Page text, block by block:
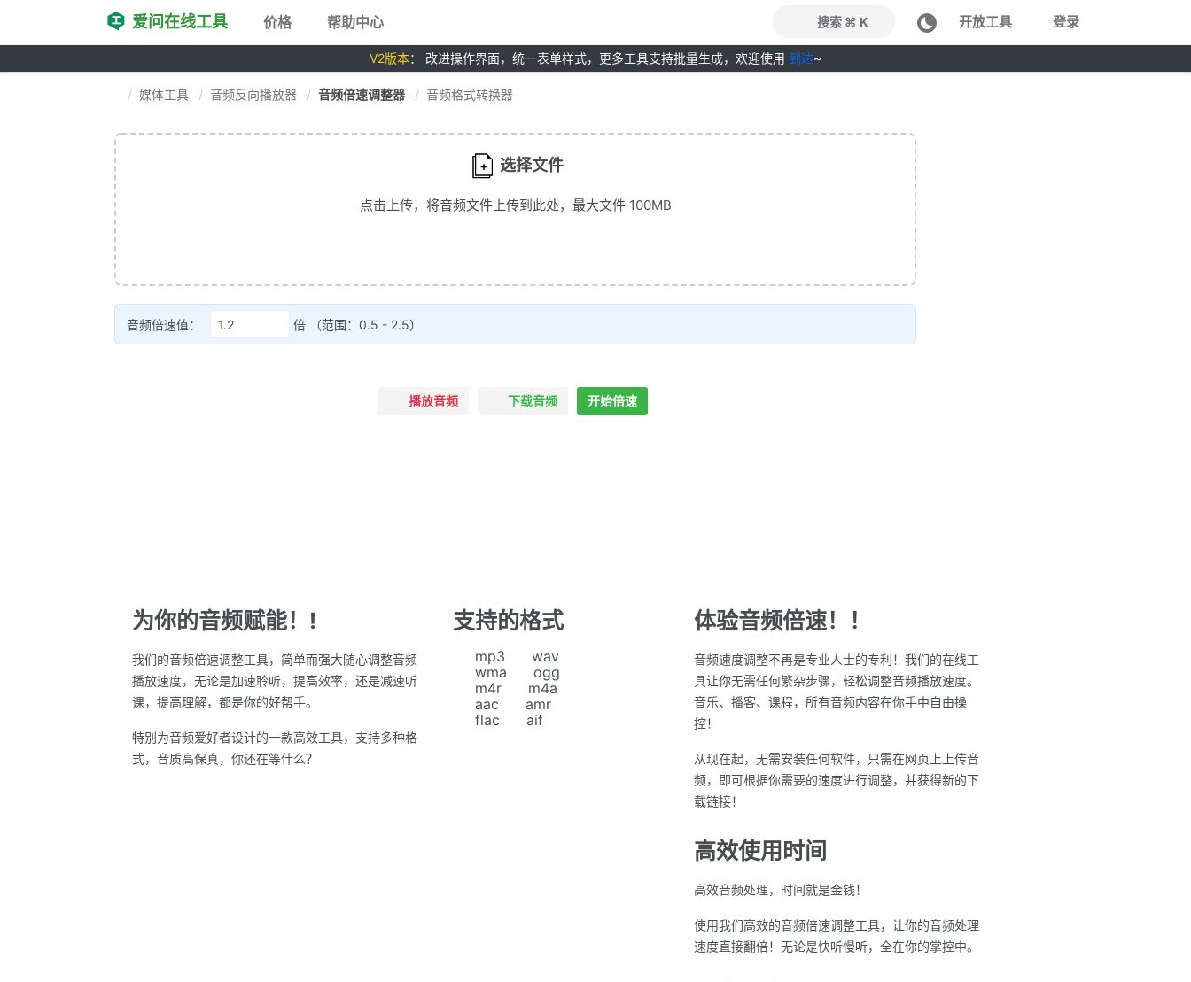
爱问在线工具 价格 帮助中心 搜索 ⌘ K 开放工具 登录
V2版本： 改进操作界面，统一表单样式，更多工具支持批量生成，欢迎使用 到达~
媒体工具 音频反向播放器 音频倍速调整器 音频格式转换器
选择文件
点击上传，将音频文件上传到此处，最大文件 100MB
音频倍速值： 倍 （范围：0.5 - 2.5）
播放音频 下载音频 开始倍速
为你的音频赋能！!
我们的音频倍速调整工具，简单而强大随心调整音频
播放速度，无论是加速聆听，提高效率，还是减速听
课，提高理解，都是你的好帮手。
特别为音频爱好者设计的一款高效工具，支持多种格
式，音质高保真，你还在等什么？
支持的格式
mp3
wav
wma
ogg
m4r
m4a
aac
amr
flac
aif
体验音频倍速！！
音频速度调整不再是专业人士的专利！我们的在线工
具让你无需任何繁杂步骤，轻松调整音频播放速度。
音乐、播客、课程，所有音频内容在你手中自由操
控！
从现在起，无需安装任何软件，只需在网页上上传音
频，即可根据你需要的速度进行调整，并获得新的下
载链接！
高效使用时间
高效音频处理，时间就是金钱！
使用我们高效的音频倍速调整工具，让你的音频处理
速度直接翻倍！无论是快听慢听，全在你的掌控中。